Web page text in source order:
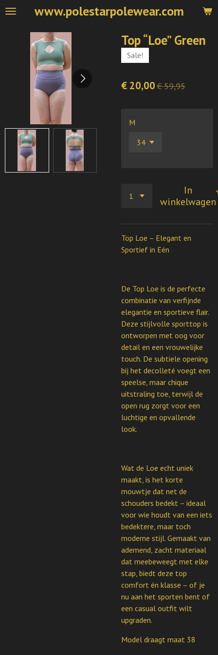
Ga
hoofdinhoud
www.polestarpolewear.com
Top “Loe” Green
Sale!
€ 20,00 € 59,95
M
In
winkelwagen
Top Loe – Elegant en
Sportief in Eén
De Top Loe is de perfecte
combinatie van verfijnde
elegantie en sportieve flair.
Deze stijlvolle sporttop is
ontworpen met oog voor
detail en een vrouwelijke
touch. De subtiele opening
bij het decolleté voegt een
speelse, maar chique
uitstraling toe, terwijl de
open rug zorgt voor een
luchtige en opvallende
look.
Wat de Loe echt uniek
maakt, is het korte
mouwtje dat net de
schouders bedekt – ideaal
voor wie houdt van een iets
bedektere, maar toch
moderne stijl. Gemaakt van
ademend, zacht materiaal
dat meebeweegt met elke
stap, biedt deze top
comfort én klasse – of je
nu aan het sporten bent of
een casual outfit wilt
upgraden.
Model draagt maat 38